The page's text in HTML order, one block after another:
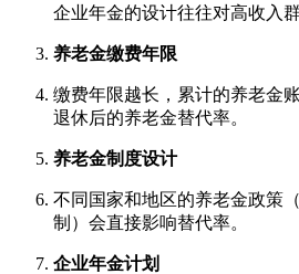
企业年金的设计往往对高收入
养老金缴费年限
缴费年限越长，累计的养老金
退休后的养老金替代率。
养老金制度设计
不同国家和地区的养老金政策
制）会直接影响替代率。
企业年金计划